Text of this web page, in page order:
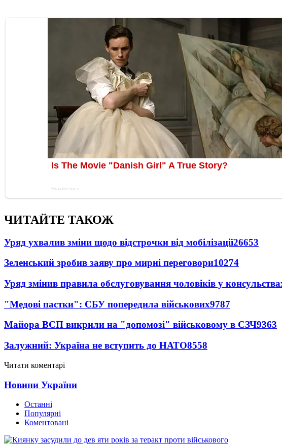
ЧИТАЙТЕ ТАКОЖ
Уряд ухвалив зміни щодо відстрочки від мобілізації26653
Зеленський зробив заяву про мирні переговори10274
Уряд змінив правила обслуговування чоловіків у
"Медові пастки": СБУ попередила військових9787
Майора ВСП викрили на "допомозі" військовому в СЗЧ9363
Залужний: Україна не вступить до НАТО8558
Читати коментарі
Новини України
Останні
Популярні
Коментовані